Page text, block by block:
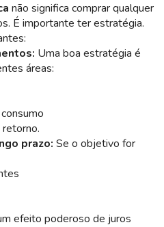
não significa comprar qualquer
É importante ter estratégia.
Uma boa estratégia é
áreas:
prazo: Se o objetivo for
efeito poderoso de juros